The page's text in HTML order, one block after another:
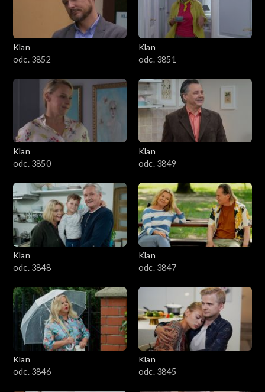
Klan
odc. 3852
Klan
odc. 3851
Klan
odc. 3850
Klan
odc. 3849
Klan
odc. 3848
Klan
odc. 3847
Klan
odc. 3846
Klan
odc. 3845